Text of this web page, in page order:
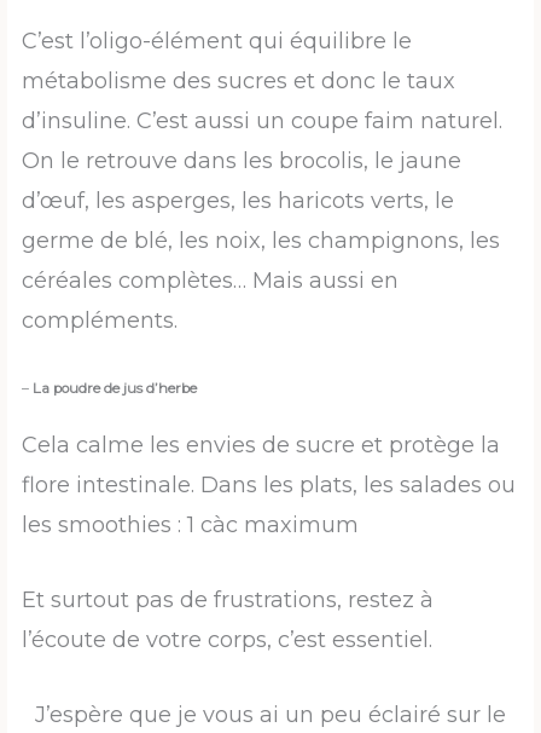
C’est l’oligo-élément qui équilibre le
métabolisme des sucres et donc le taux
d’insuline. C’est aussi un coupe faim naturel.
On le retrouve dans les brocolis, le jaune
d’œuf, les asperges, les haricots verts, le
germe de blé, les noix, les champignons, les
céréales complètes… Mais aussi en
compléments.
– La poudre de jus d’herbe
Cela calme les envies de sucre et protège la
flore intestinale. Dans les plats, les salades ou
les smoothies : 1 càc maximum
Et surtout pas de frustrations, restez à
l’écoute de votre corps, c’est essentiel.
J’espère que je vous ai un peu éclairé sur le